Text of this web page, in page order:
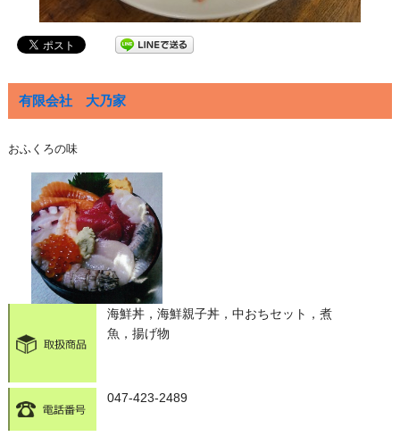
有限会社 大乃家
おふくろの味
海鮮丼，海鮮親子丼，中おちセット，煮
魚，揚げ物
047-423-2489